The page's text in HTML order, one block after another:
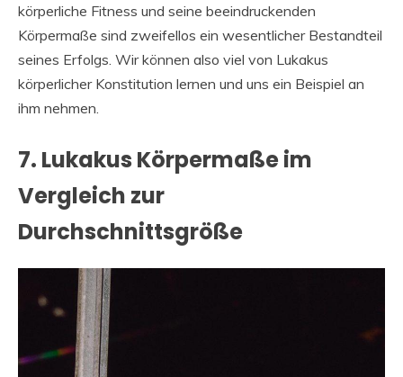
körperliche Fitness und seine beeindruckenden
Körpermaße sind zweifellos ein wesentlicher Bestandteil
seines Erfolgs. Wir können also viel von Lukakus
körperlicher Konstitution lernen und uns ein Beispiel an
ihm nehmen.
7. Lukakus Körpermaße im
Vergleich zur
Durchschnittsgröße